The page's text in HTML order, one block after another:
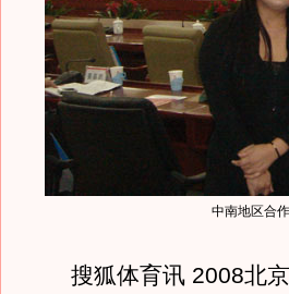
中南地区合
搜狐体育讯 2008北